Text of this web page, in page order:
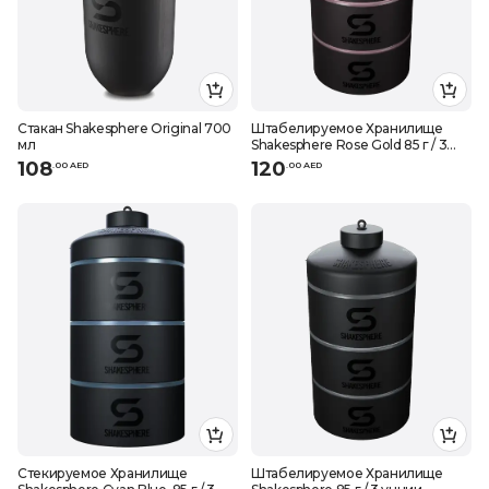
Стакан Shakesphere Original 700
мл
108 00 AED
Штабелируемое Хранилище
Shakesphere Rose Gold 85 г / 3
унции
120 00 AED
Стекируемое Хранилище
Штабелируемое Хранилище